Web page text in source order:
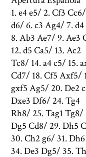
1. e4 e5/ 2. Cf3
d6/ 6. c3 Ag4/ 7.
8. Ab3 Ae7/ 9. Ae3
12. d5 Ca5/ 13. Ac2
Tc8/ 14. a4 c5/ 15.
Cd7/ 18. Cf5 Axf5/
gxf5 Ag5/ 20. De2
Dxe3 Df6/ 24. Tg4
Rh8/ 25. Tag1
Dg5 Cd8/ 29. Dh5
30. Ch2 g6/ 31.
34. De3 Dg5/ 35.